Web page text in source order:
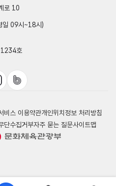
로 10
09시~18시)
호
비스 이용약관개인위치정보 처리방침
단수집거부자주 묻는 질문사이트맵